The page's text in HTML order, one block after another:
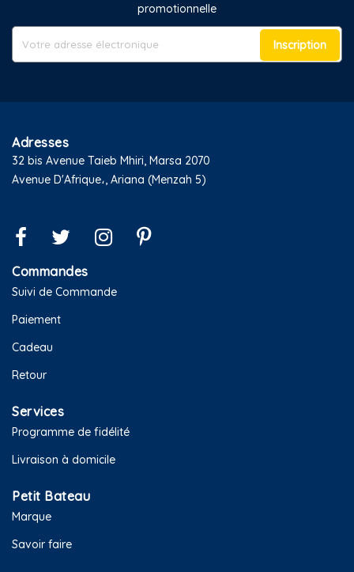
promotionnelle
Inscription
Adresses
32 bis Avenue Taieb Mhiri, Marsa 2070
Avenue D'Afrique،, Ariana (Menzah 5)
Commandes
Suivi de Commande
Paiement
Cadeau
Retour
Services
Programme de fidélité
Livraison à domicile
Petit Bateau
Marque
Savoir faire